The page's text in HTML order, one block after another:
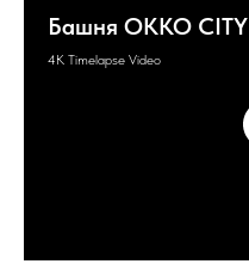
Башня OKKO CITY
4K Timelapse Video